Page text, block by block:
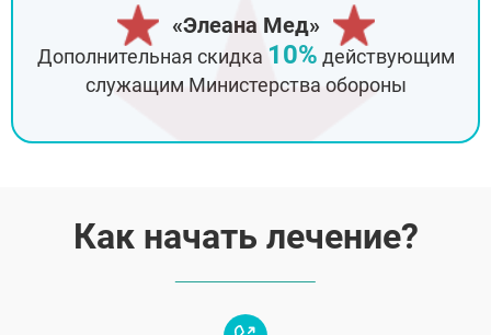
«Элеана Мед»
Дополнительная скидка 10% действующим
служащим Министерства обороны
Как начать лечение?